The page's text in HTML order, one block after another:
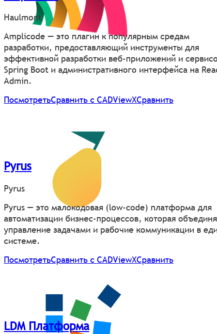
Haulmont
Amplicode — это плагин к популярным средам
разработки, предоставляющий инструменты для
эффективной разработки веб-приложений и
Spring Boot и административного интерфейса на
Admin.
ПосмотретьСравнить с CADViewХСравнить
Pyrus
Pyrus
Pyrus — это малокодовая (low-code) платформа для
автоматизации бизнес-процессов, которая
управление задачами и рабочие коммуникации в
системе.
ПосмотретьСравнить с CADViewХСравнить
LDM Платформа